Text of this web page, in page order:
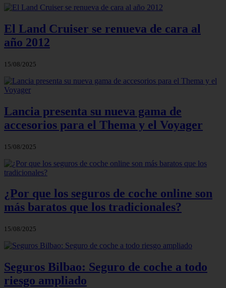
El Land Cruiser se renueva de cara al
año 2012
15/08/2025
Lancia presenta su nueva gama de
accesorios para el Thema y el Voyager
15/08/2025
¿Por que los seguros de coche online son
más baratos que los tradicionales?
15/08/2025
Seguros Bilbao: Seguro de coche a todo
riesgo ampliado